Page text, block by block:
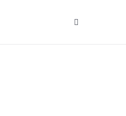
Search: